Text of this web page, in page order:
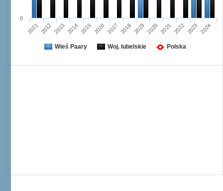
2011 2012 2013 2014 2015 2016 2017 2018 2019 2020 2021 2022 2023 2024
0
Wieś Paary Woj. lubelskie Polska